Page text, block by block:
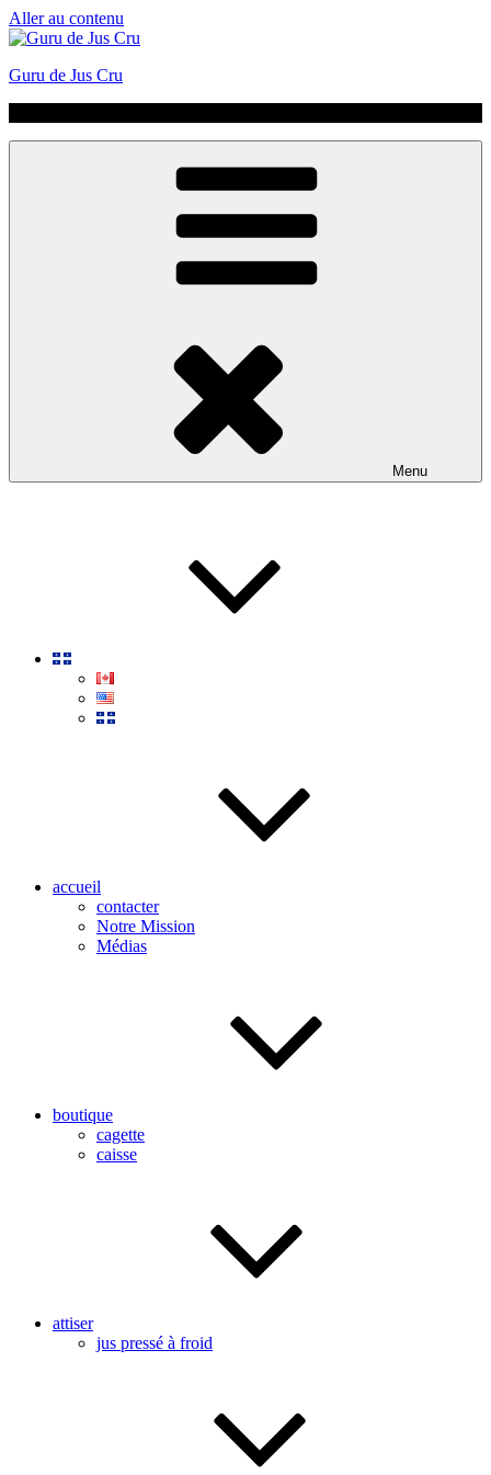
Aller au contenu
Guru de Jus Cru
Menu
accueil
contacter
Notre Mission
Médias
boutique
cagette
caisse
attiser
jus pressé à froid